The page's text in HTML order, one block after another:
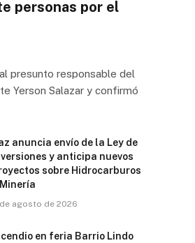
personas por el
presunto responsable del
Yerson Salazar y confirmó
anuncia envío de la Ley de
y anticipa nuevos
sobre Hidrocarburos
agosto de 2026
en feria Barrio Lindo